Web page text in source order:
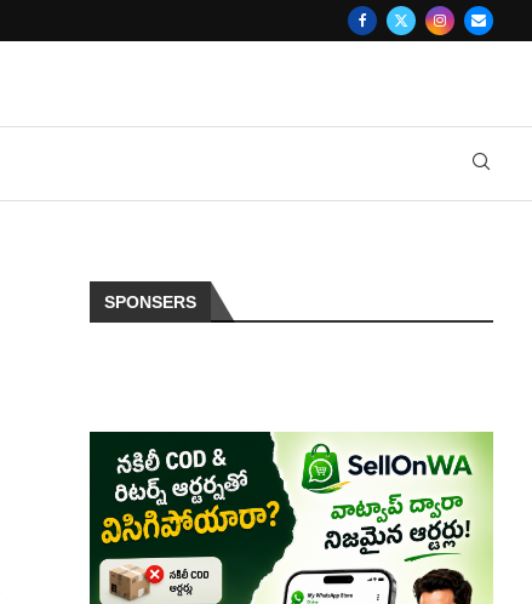
SPONSERS